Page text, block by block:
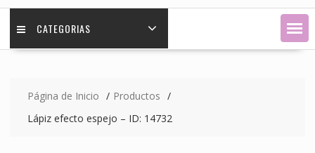
CATEGORIAS
Página de Inicio
Productos
Lápiz efecto espejo – ID: 14732